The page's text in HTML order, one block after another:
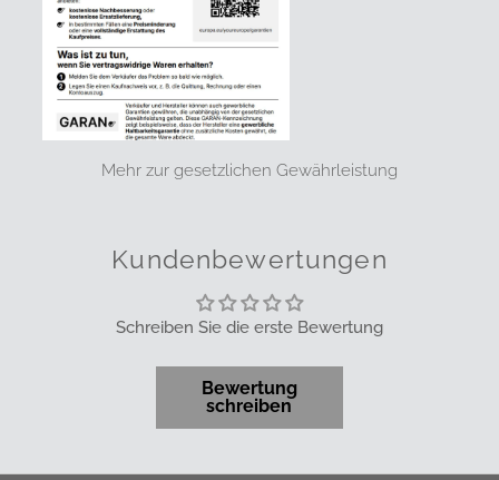
Mehr zur gesetzlichen Gewährleistung
Kundenbewertungen
Schreiben Sie die erste Bewertung
Bewertung
schreiben